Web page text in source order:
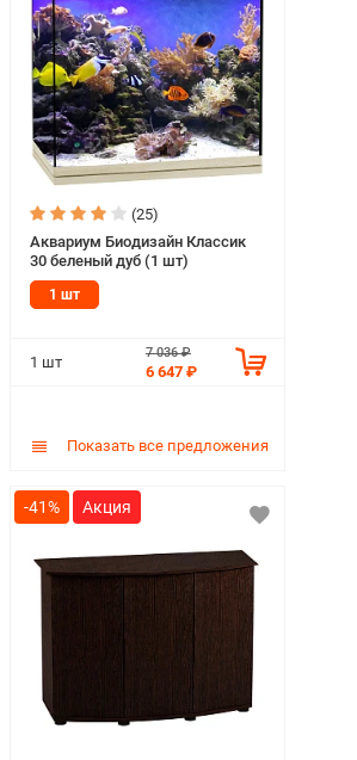
(25)
Аквариум Биодизайн Классик
30 беленый дуб (1 шт)
1 шт
1 шт
7 036 ₽
6 647 ₽
Показать все предложения
-41%